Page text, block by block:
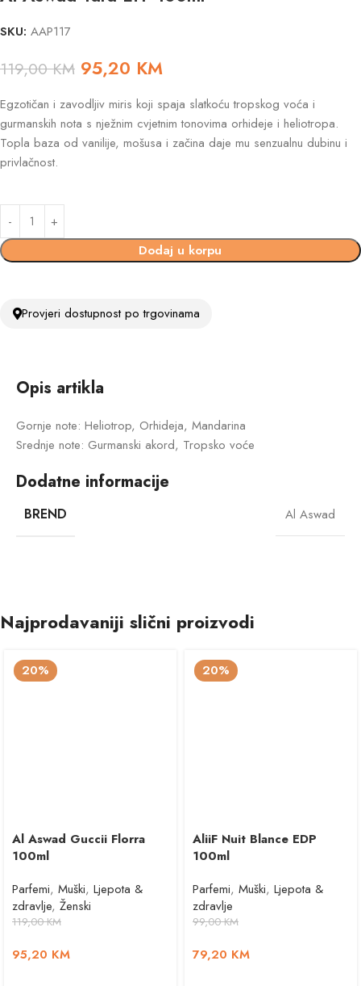
SKU: AAP117
119,00KM 95,20 KM
Egzotičan i zavodljiv miris koji spaja slatkoću tropskog voća i
gurmanskih nota s nježnim cvjetnim tonovima orhideje i heliotropa.
Topla baza od vanilije, mošusa i začina daje mu senzualnu dubinu i
privlačnost.
Dodaj u korpu
Provjeri dostupnost po trgovinama
Opis artikla
Gornje note: Heliotrop, Orhideja, Mandarina
Srednje note: Gurmanski akord, Tropsko voće
Dodatne informacije
BREND Al Aswad
Najprodavaniji slični proizvodi
20%
Al Aswad Guccii Florra
100ml
Parfemi, Muški, Ljepota &
zdravlje, Ženski
119,00KM
95,20 KM
20%
AliiF Nuit Blance EDP
100ml
Parfemi, Muški, Ljepota &
zdravlje
99,00KM
79,20 KM